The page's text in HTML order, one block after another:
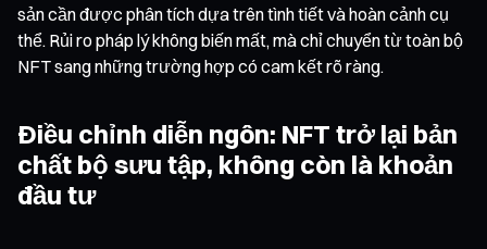
sản cần được phân tích dựa trên tình tiết và hoàn cảnh cụ
thể. Rủi ro pháp lý không biến mất, mà chỉ chuyển từ toàn bộ
NFT sang những trường hợp có cam kết rõ ràng.
Điều chỉnh diễn ngôn: NFT trở lại bản
chất bộ sưu tập, không còn là khoản
đầu tư